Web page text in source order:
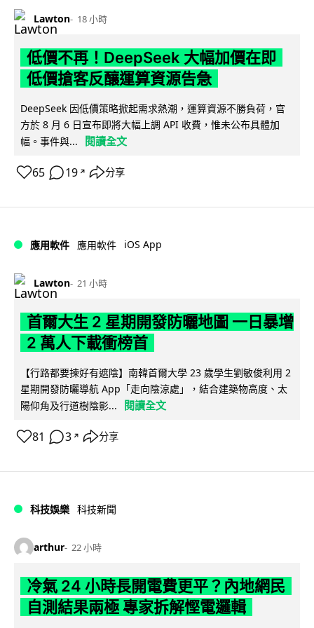
Lawton 18 小時
低價不再！DeepSeek 大幅加價在即
低價搶客反釀運算資源告急
DeepSeek 因低價策略掀起需求熱潮，運算資源不勝負荷，官
方於 8 月 6 日宣布即將大幅上調 API 收費，惟未公布具體加
幅。事件與...
閱讀全文
65 19 ↗ 分享
應用軟件 應用軟件 iOS App
Lawton 21 小時
首爾大生 2 星期開發防曬地圖 一日暴增
2 萬人下載衝榜首
【行路都要揀好有遮陰】南韓首爾大學 23 歲學生劉敏俊利用 2
星期開發防曬導航 App「走向陰涼處」，結合建築物高度、太
陽仰角及行道樹陰影...
閱讀全文
81 3 ↗ 分享
科技娛樂 科技新聞
arthur 22 小時
冷氣 24 小時長開電費更平？內地網民
自測結果兩極 專家拆解慳電邏輯